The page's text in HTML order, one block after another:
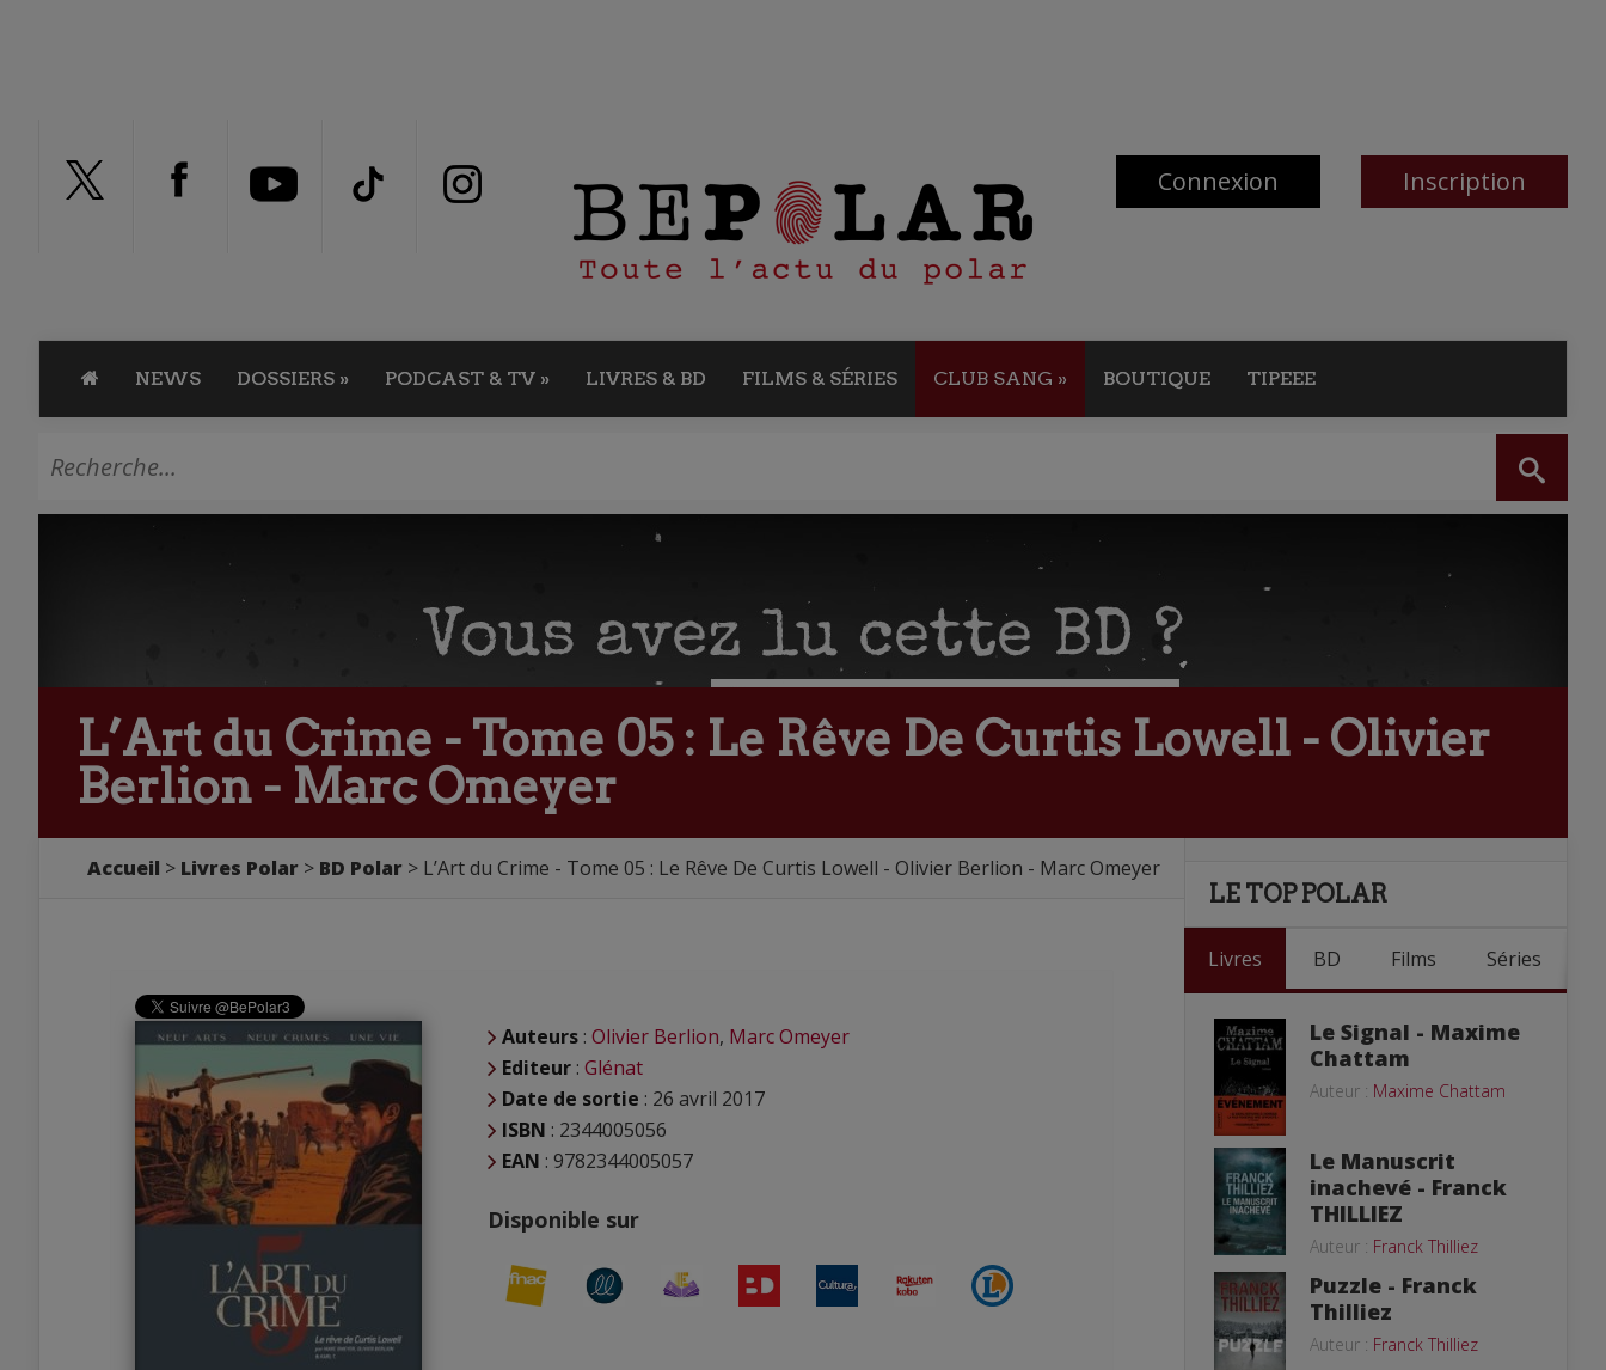
Connexion Inscription
NEWS DOSSIERS » PODCAST & TV » LIVRES & BD FILMS & SÉRIES CLUB SANG » BOUTIQUE TIPEEE
L’Art du Crime - Tome 05 : Le Rêve De Curtis Lowell - Olivier
Berlion - Marc Omeyer
Accueil Livres Polar BD Polar L’Art du Crime - Tome 05 : Le Rêve De Curtis Lowell - Olivier Berlion - Marc Omeyer
Auteurs : Olivier Berlion, Marc Omeyer
Editeur : Glénat
Date de sortie : 26 avril 2017
ISBN : 2344005056
EAN : 9782344005057
Disponible sur
LE TOP POLAR
Livres BD Films Séries
Le Signal - Maxime
Chattam
Auteur : Maxime Chattam
Le Manuscrit
inachevé - Franck
THILLIEZ
Auteur : Franck Thilliez
Puzzle - Franck
Thilliez
Auteur : Franck Thilliez